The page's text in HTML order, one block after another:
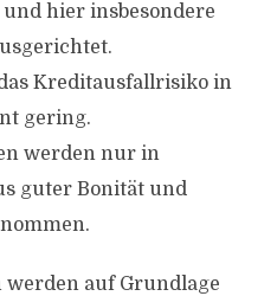
hier insbesondere
Kreditausfallrisiko in
gering.
werden nur in
guter Bonität und
auf Grundlage